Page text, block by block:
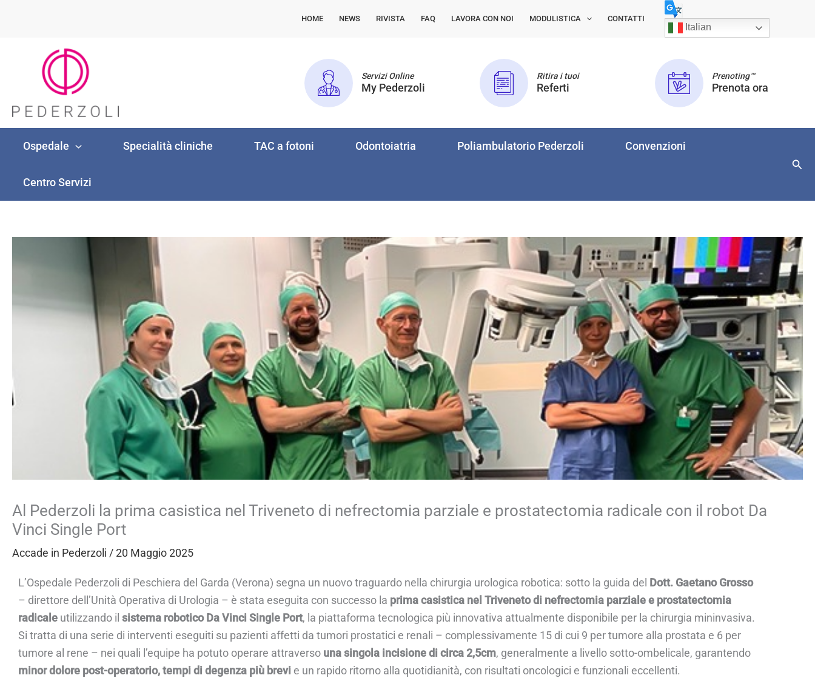
HOME NEWS RIVISTA FAQ LAVORA CON NOI MODULISTICA CONTATTI
Italian
Servizi Online
My Pederzoli
Ritira i tuoi
Referti
Prenoting™
Prenota ora
Ospedale Specialità cliniche TAC a fotoni Odontoiatria Poliambulatorio Pederzoli Convenzioni
Centro Servizi
Al Pederzoli la prima casistica nel Triveneto di nefrectomia parziale e prostatectomia radicale con il robot Da
Vinci Single Port
Accade in Pederzoli /20 Maggio 2025
L’Ospedale Pederzoli di Peschiera del Garda (Verona) segna un nuovo traguardo nella chirurgia urologica robotica: sotto la guida del
Dott. Gaetano Grosso
– direttore dell’Unità Operativa di Urologia – è stata eseguita con successo la prima casistica nel Triveneto di nefrectomia parziale e prostatectomia
radicale utilizzando il sistema robotico Da Vinci Single Port, la piattaforma tecnologica più innovativa attualmente disponibile per la chirurgia mininvasiva.
Si tratta di una serie di interventi eseguiti su pazienti affetti da tumori prostatici e renali – complessivamente 15 di cui 9 per tumore alla prostata e 6 per
tumore al rene – nei quali l’equipe ha potuto operare attraverso una singola incisione di circa 2,5cm, generalmente a livello sotto-ombelicale, garantendo
minor dolore post-operatorio, tempi di degenza più brevi e un rapido ritorno alla quotidianità, con risultati oncologici e funzionali eccellenti.